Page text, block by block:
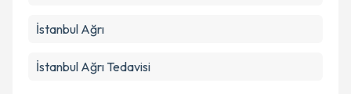
İstanbul Ağrı
İstanbul Ağrı Tedavisi